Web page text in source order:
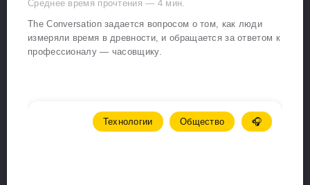
Среднее время прочтения — 4 мин.
The Conversation задается вопросом о том, как люди
измеряли время в древности, и обращается за ответом к
профессионалу — часовщику.
Технологии Общество 🎧